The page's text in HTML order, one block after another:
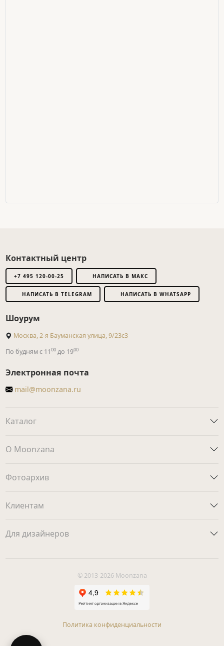
Контактный центр
+7 495 120-00-25 НАПИСАТЬ В МАКС
НАПИСАТЬ В TELEGRAM НАПИСАТЬ В WHATSAPP
Шоурум
Москва, 2-я Бауманская улица, 9/23с3
По будням с 1100до 1900
Электронная почта
mail@moonzana.ru
Каталог
О Moonzana
Фотоархив
Клиентам
Для дизайнеров
© 2013-2026 Moonzana
Политика конфиденциальности